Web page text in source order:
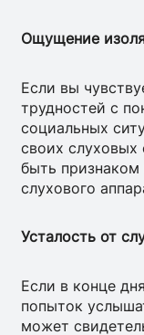
Ощущение
Если вы
трудностей с
социальных
своих
быть признаком
слухового
Усталость от
Если в конце
попыток
может